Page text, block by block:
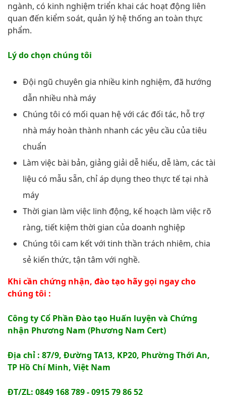
ngành, có kinh nghiệm triển khai các hoạt động liên
quan đến kiểm soát, quản lý hệ thống an toàn thực
phẩm.
Lý do chọn chúng tôi
Đội ngũ chuyên gia nhiều kinh nghiệm, đã hướng
dẫn nhiều nhà máy
Chúng tôi có mối quan hệ với các đối tác, hỗ trợ
nhà máy hoàn thành nhanh các yêu cầu của tiêu
chuẩn
Làm việc bài bản, giảng giải dễ hiểu, dễ làm, các tài
liệu có mẫu sẵn, chỉ áp dụng theo thực tế tại nhà
máy
Thời gian làm việc linh động, kế hoạch làm việc rõ
ràng, tiết kiệm thời gian của doanh nghiệp
Chúng tôi cam kết với tinh thần trách nhiêm, chia
sẻ kiến thức, tận tâm với nghề.
Khi cần chứng nhận, đào tạo hãy gọi ngay cho
chúng tôi :
Công ty Cổ Phần Đào tạo Huấn luyện và Chứng
nhận Phương Nam (Phương Nam Cert)
Địa chỉ : 87/9, Đường TA13, KP20, Phường Thới An,
TP Hồ Chí Minh, Việt Nam
ĐT/ZL: 0849 168 789 - 0915 79 86 52